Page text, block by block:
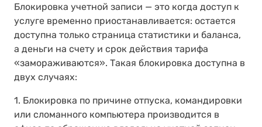
Блокировка учетной записи — это когда доступ к
услуге временно приостанавливается: остается
доступна только страница статистики и баланса,
а деньги на счету и срок действия тарифа
«замораживаются». Такая блокировка доступна в
двух случаях:
1. Блокировка по причине отпуска, командировки
или сломанного компьютера производится в